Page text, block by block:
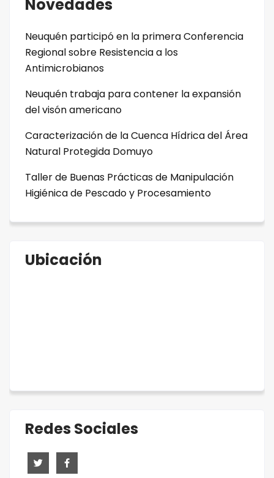
Novedades
Neuquén participó en la primera Conferencia
Regional sobre Resistencia a los
Antimicrobianos
Neuquén trabaja para contener la expansión
del visón americano
Caracterización de la Cuenca Hídrica del Área
Natural Protegida Domuyo
Taller de Buenas Prácticas de Manipulación
Higiénica de Pescado y Procesamiento
Ubicación
Redes Sociales